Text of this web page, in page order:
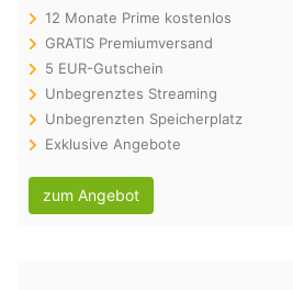
12 Monate Prime kostenlos
GRATIS Premiumversand
5 EUR-Gutschein
Unbegrenztes Streaming
Unbegrenzten Speicherplatz
Exklusive Angebote
zum Angebot